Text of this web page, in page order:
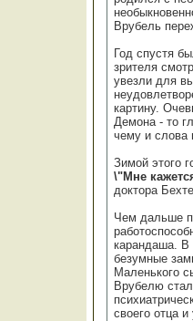
Врубель
Год спустя
зрителя
увезли для
картину.
Демона - то
чему и слова
Зимой этого
\"Мне
доктора
Чем дальше
карандаша. В
безумные
Маленького
Врубелю
своего отца